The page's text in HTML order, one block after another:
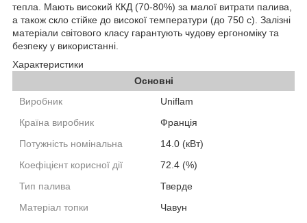
тепла. Мають високий ККД (70-80%) за малої витрати палива,
а також скло стійке до високої температури (до 750 c). Залізні
матеріали світового класу гарантують чудову ергономіку та
безпеку у використанні.
Характеристики
Основні
Виробник
Uniflam
Країна виробник
Франція
Потужність номінальна
14.0 (кВт)
Коефіцієнт корисної дії
72.4 (%)
Тип палива
Тверде
Матеріал топки
Чавун